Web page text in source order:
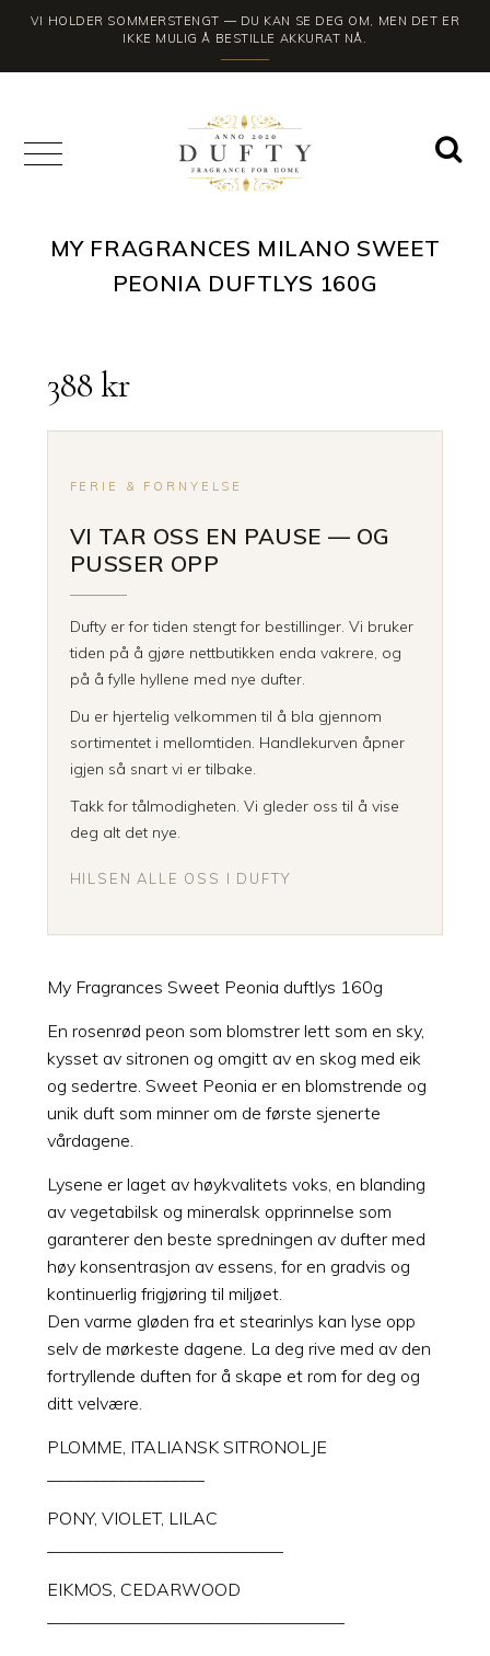
VI HOLDER SOMMERSTENGT — DU KAN SE DEG OM, MEN DET ER
IKKE MULIG Å BESTILLE AKKURAT NÅ.
MY FRAGRANCES MILANO SWEET
PEONIA DUFTLYS 160G
388 kr
FERIE & FORNYELSE
VI TAR OSS EN PAUSE — OG
PUSSER OPP
Dufty er for tiden stengt for bestillinger. Vi bruker
tiden på å gjøre nettbutikken enda vakrere, og
på å fylle hyllene med nye dufter.
Du er hjertelig velkommen til å bla gjennom
sortimentet i mellomtiden. Handlekurven åpner
igjen så snart vi er tilbake.
Takk for tålmodigheten. Vi gleder oss til å vise
deg alt det nye.
HILSEN ALLE OSS I DUFTY
My Fragrances Sweet Peonia duftlys 160g
En rosenrød peon som blomstrer lett som en sky,
kysset av sitronen og omgitt av en skog med eik
og sedertre. Sweet Peonia er en blomstrende og
unik duft som minner om de første sjenerte
vårdagene.
Lysene er laget av høykvalitets voks, en blanding
av vegetabilsk og mineralsk opprinnelse som
garanterer den beste spredningen av dufter med
høy konsentrasjon av essens, for en gradvis og
kontinuerlig frigjøring til miljøet.
Den varme gløden fra et stearinlys kan lyse opp
selv de mørkeste dagene. La deg rive med av den
fortryllende duften for å skape et rom for deg og
ditt velvære.
PLOMME, ITALIANSK SITRONOLJE
PONY, VIOLET, LILAC
EIKMOS, CEDARWOOD